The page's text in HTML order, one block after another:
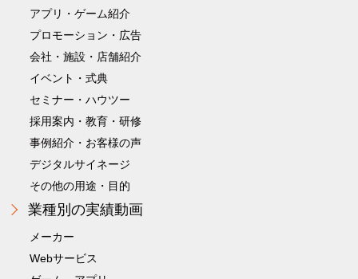
アプリ・ゲーム紹介
プロモーション・広告
会社・施設・店舗紹介
イベント・式典
セミナー・ハウツー
採用案内・教育・研修
事例紹介・お客様の声
デジタルサイネージ
その他の用途・目的
業種別の実績動画
メーカー
Webサービス